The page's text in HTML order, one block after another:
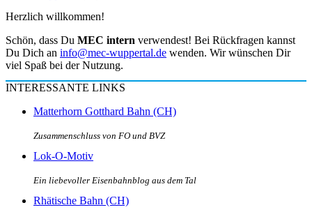
Herzlich willkommen!
Schön, dass Du MEC intern verwendest! Bei Rückfragen kannst
Du Dich an info@mec-wuppertal.de wenden. Wir wünschen Dir
viel Spaß bei der Nutzung.
INTERESSANTE LINKS
Matterhorn Gotthard Bahn (CH)
Zusammenschluss von FO und BVZ
Lok-O-Motiv
Ein liebevoller Eisenbahnblog aus dem Tal
Rhätische Bahn (CH)